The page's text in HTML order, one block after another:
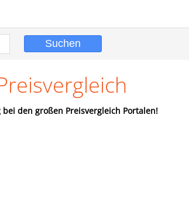
den großen Preisvergleich Portalen!